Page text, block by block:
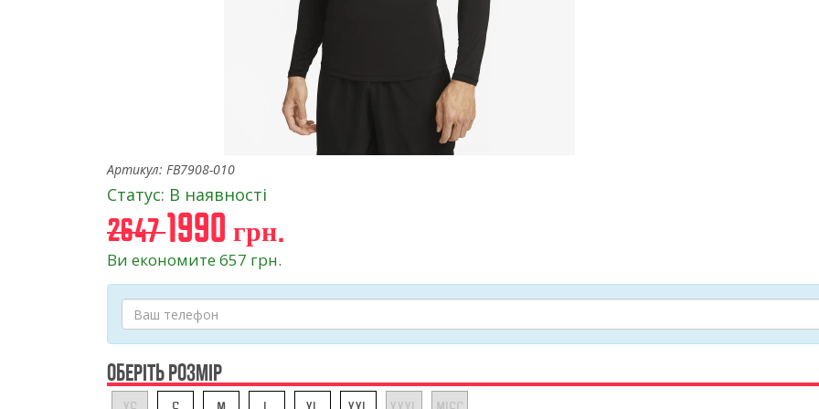
Артикул: FB7908-010
Статус: В наявності
26471990 грн.
Ви економите 657 грн.
ОБЕРІТЬ РОЗМІР